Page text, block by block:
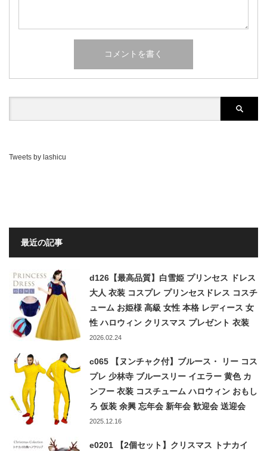
Tweets by lashicu
最近の記事
d126【最高品質】白雪姫 プリンセス ドレス
大人 衣装 コスプレ プリンセスドレス コスチ
ューム お姫様 高級 女性 本格 レディース 女
性 ハロウィン クリスマス プレゼント 衣装
コス 仮装 成人
2026.02.24
c065 【ヌンチャク付】ブルース・ リー コス
プレ 少林寺 ブルースリー イエラー 黄色 カ
ンフー 衣装 コスチューム ハロウィン おもし
ろ 仮装 余興 忘年会 新年会 歓迎会 送迎会
2025.12.16
e0201 【2個セット】クリスマス トナカイ